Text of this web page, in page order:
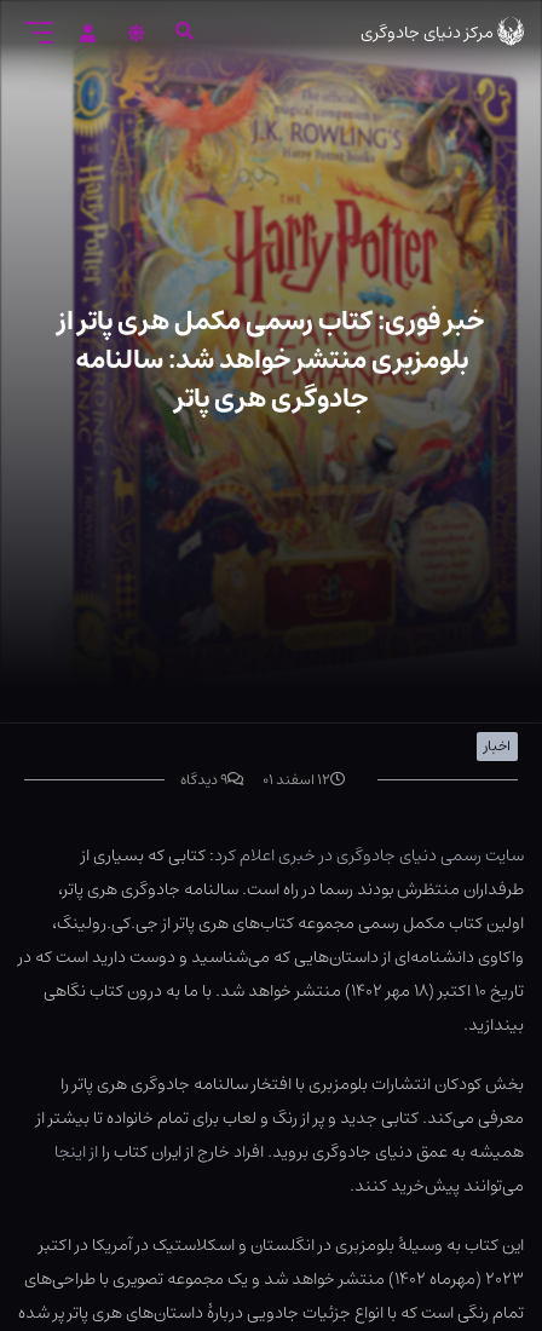
ورود
به
متن
اصلی
مرکز دنیای جادوگری
خبر فوری: کتاب رسمی مکمل هری پاتر از
بلومزبری منتشر خواهد شد: سالنامه
جادوگری هری پاتر
اخبار
۱۲ اسفند ۰۱
۹ دیدگاه
سایت رسمی دنیای جادوگری در خبری اعلام کرد: کتابی که بسیاری از
طرفداران منتظرش بودند رسما در راه است. سالنامه جادوگری هری پاتر،
اولین کتاب مکمل رسمی مجموعه کتاب‌های هری پاتر از جی.کی.رولینگ،
واکاوی دانشنامه‌ای از داستان‌هایی که می‌شناسید و دوست دارید است که در
تاریخ ۱۰ اکتبر (۱۸ مهر ۱۴۰۲) منتشر خواهد شد. با ما به درون کتاب نگاهی
بیندازید.
بخش کودکان انتشارات بلومزبری با افتخار سالنامه جادوگری هری پاتر را
معرفی می‌کند. کتابی جدید و پر از رنگ و لعاب برای تمام خانواده تا بیشتر از
همیشه به عمق دنیای جادوگری بروید. افراد خارج از ایران کتاب رااز اینجا
می‌توانند پیش‌خرید کنند.
این کتاب به وسیلهٔ بلومزبری در انگلستان و اسکلاستیک در آمریکا در اکتبر
۲۰۲۳ (مهرماه ۱۴۰۲) منتشر خواهد شد و یک مجموعه تصویری با طراحی‌های
تمام رنگی است که با انواع جزئیات جادویی دربارهٔ داستان‌های هری پاتر پر شده